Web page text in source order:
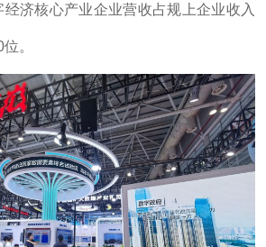
济核心产业企业营收占规上企业收入
。